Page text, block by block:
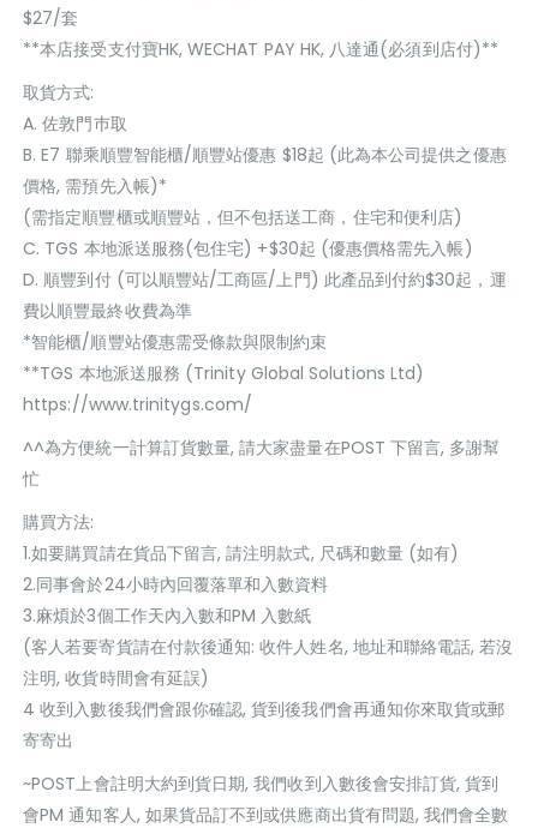
$27/套
**本店接受支付寶HK, WECHAT PAY HK, 八達通(必須到店付)**
取貨方式:
A. 佐敦門巿取
B. E7 聯乘順豐智能櫃/順豐站優惠 $18起 (此為本公司提供之優惠
價格, 需預先入帳)*
(需指定順豐櫃或順豐站，但不包括送工商，住宅和便利店)
C. TGS 本地派送服務(包住宅) +$30起 (優惠價格需先入帳)
D. 順豐到付 (可以順豐站/工商區/上門) 此產品到付約$30起，運
費以順豐最終收費為準
*智能櫃/順豐站優惠需受條款與限制約束
**TGS 本地派送服務 (Trinity Global Solutions Ltd)
https://www.trinitygs.com/
^^為方便統一計算訂貨數量, 請大家盡量在POST 下留言, 多謝幫
忙
購買方法:
1.如要購買請在貨品下留言, 請注明款式, 尺碼和數量 (如有)
2.同事會於24小時內回覆落單和入數資料
3.麻煩於3個工作天內入數和PM 入數紙
(客人若要寄貨請在付款後通知: 收件人姓名, 地址和聯絡電話, 若沒
注明, 收貨時間會有延誤)
4 收到入數後我們會跟你確認, 貨到後我們會再通知你來取貨或郵
寄寄出
~POST上會註明大約到貨日期, 我們收到入數後會安排訂貨, 貨到
會PM 通知客人, 如果貨品訂不到或供應商出貨有問題, 我們會全數